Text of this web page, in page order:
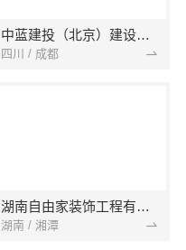
中蓝建投（北京）建设有限公司四川第一分公司
四川 / 成都
湖南自由家装饰工程有限公司
湖南 / 湘潭